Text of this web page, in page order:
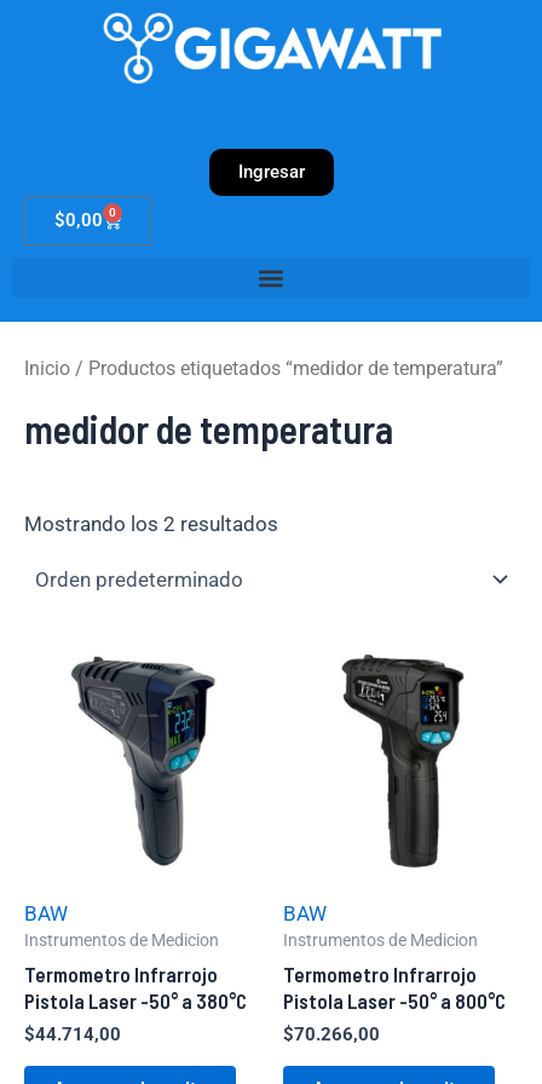
Ingresar
$0,00 0
Cart
Inicio / Productos etiquetados “medidor de temperatura”
medidor de temperatura
Mostrando los 2 resultados
BAW
Instrumentos de Medicion
Termometro Infrarrojo
Pistola Laser -50° a 380°C
$44.714,00
BAW
Instrumentos de Medicion
Termometro Infrarrojo
Pistola Laser -50° a 800°C
$70.266,00